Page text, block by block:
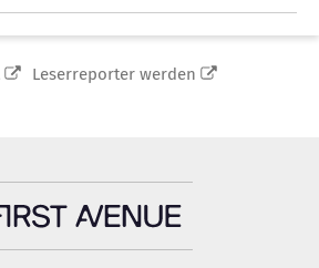
Leserreporter werden